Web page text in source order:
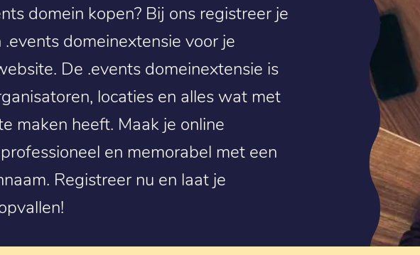
domein kopen? Bij ons registreer je
domeinextensie voor je
De .events domeinextensie is
locaties en alles wat met
maken heeft. Maak je online
en memorabel met een
Registreer nu en laat je